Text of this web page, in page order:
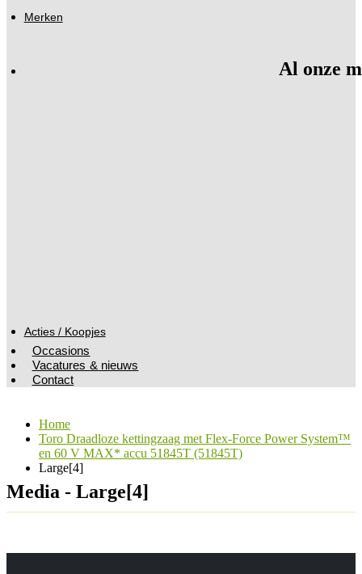
Merken
Al onze
Acties / Koopjes
Occasions
Vacatures & nieuws
Contact
Home
Toro Draadloze kettingzaag met Flex-Force Power System™
en 60 V MAX* accu 51845T (51845T)
Large[4]
Media - Large[4]